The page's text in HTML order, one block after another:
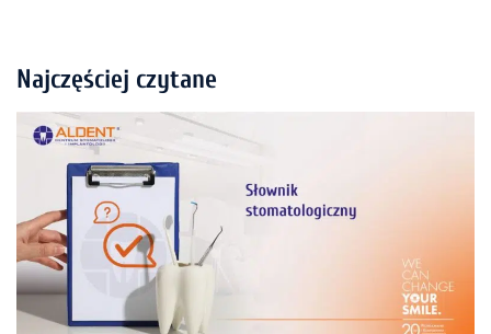
Najczęściej czytane